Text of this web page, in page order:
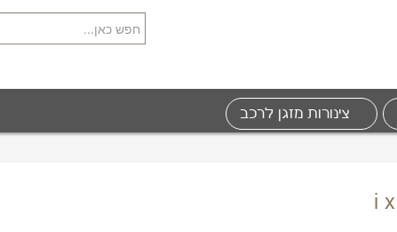
צינורות מזגן לרכב